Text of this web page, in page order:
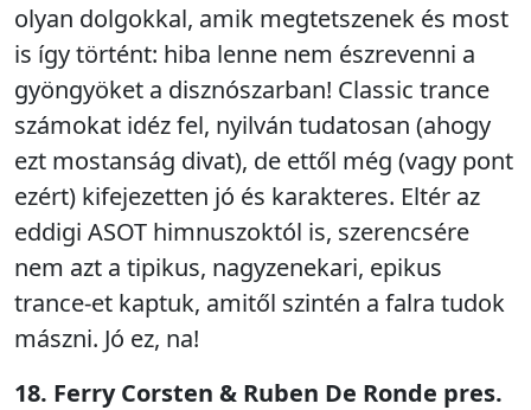
olyan dolgokkal, amik megtetszenek és most
is így történt: hiba lenne nem észrevenni a
gyöngyöket a disznószarban! Classic trance
számokat idéz fel, nyilván tudatosan (ahogy
ezt mostanság divat), de ettől még (vagy pont
ezért) kifejezetten jó és karakteres. Eltér az
eddigi ASOT himnuszoktól is, szerencsére
nem azt a tipikus, nagyzenekari, epikus
trance-et kaptuk, amitől szintén a falra tudok
mászni. Jó ez, na!
18. Ferry Corsten & Ruben De Ronde pres.